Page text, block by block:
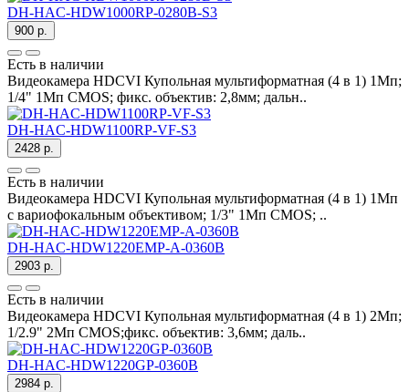
DH-HAC-HDW1000RP-0280B-S3
900 р.
Есть в наличии
Видеокамера HDCVI Купольная мультиформатная (4 в 1) 1Мп;
1/4" 1Mп CMOS; фикс. объектив: 2,8мм; дальн..
DH-HAC-HDW1100RP-VF-S3
2428 р.
Есть в наличии
Видеокамера HDCVI Купольная мультиформатная (4 в 1) 1Мп
с вариофокальным объективом; 1/3" 1Mп CMOS; ..
DH-HAC-HDW1220EMP-A-0360B
2903 р.
Есть в наличии
Видеокамера HDCVI Купольная мультиформатная (4 в 1) 2Мп;
1/2.9" 2Mп CMOS;фикс. объектив: 3,6мм; даль..
DH-HAC-HDW1220GP-0360B
2984 р.